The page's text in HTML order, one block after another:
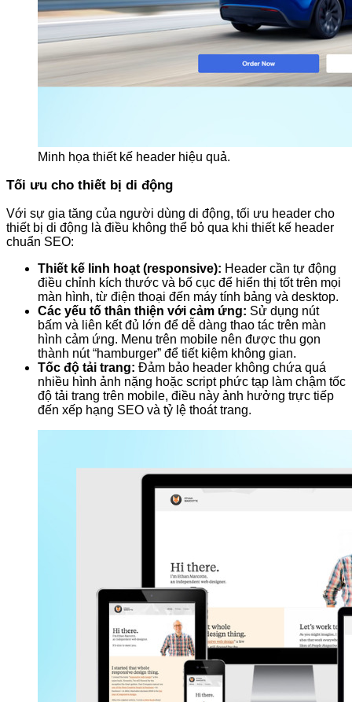
Minh họa thiết kế header hiệu quả.
Tối ưu cho thiết bị di động
Với sự gia tăng của người dùng di động, tối ưu header cho
thiết bị di động là điều không thể bỏ qua khi thiết kế header
chuẩn SEO:
Thiết kế linh hoạt (responsive): Header cần tự động
điều chỉnh kích thước và bố cục để hiển thị tốt trên mọi
màn hình, từ điện thoại đến máy tính bảng và desktop.
Các yếu tố thân thiện với cảm ứng: Sử dụng nút
bấm và liên kết đủ lớn để dễ dàng thao tác trên màn
hình cảm ứng. Menu trên mobile nên được thu gọn
thành nút “hamburger” để tiết kiệm không gian.
Tốc độ tải trang: Đảm bảo header không chứa quá
nhiều hình ảnh nặng hoặc script phức tạp làm chậm tốc
độ tải trang trên mobile, điều này ảnh hưởng trực tiếp
đến xếp hạng SEO và tỷ lệ thoát trang.